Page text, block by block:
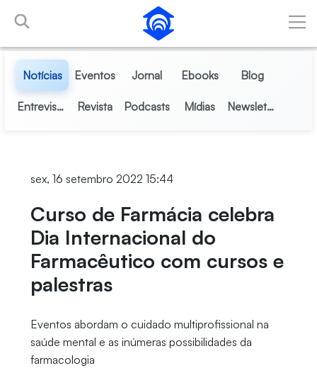
Pular para o Conteúdo principal
Notícias Eventos Jornal Ebooks Blog
Entrevistas Revista Podcasts Mídias Newsletter
sex, 16 setembro 2022 15:44
Curso de Farmácia celebra
Dia Internacional do
Farmacêutico com cursos e
palestras
Eventos abordam o cuidado multiprofissional na
saúde mental e as inúmeras possibilidades da
farmacologia